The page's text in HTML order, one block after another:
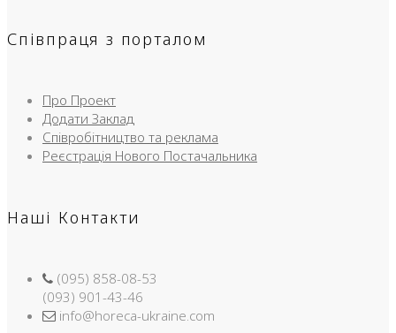
Співпраця з порталом
Про Проект
Додати Заклад
Співробітництво та реклама
Реєстрація Нового Постачальника
Наші Контакти
(095) 858-08-53
(093) 901-43-46
info@horeca-ukraine.com